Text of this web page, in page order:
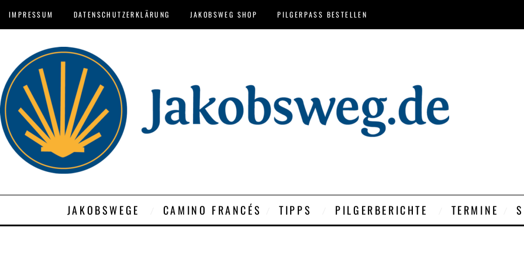
IMPRESSUM DATENSCHUTZERKLÄRUNG JAKOBSWEG SHOP PILGERPASS BESTELLEN
JAKOBSWEGE CAMINO FRANCÉS TIPPS PILGERBERICHTE TERMINE